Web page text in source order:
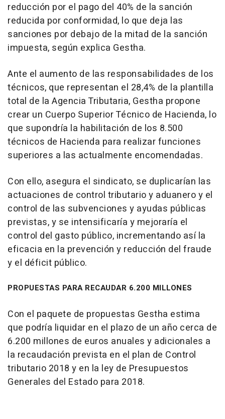
reducción por el pago del 40% de la sanción
reducida por conformidad, lo que deja las
sanciones por debajo de la mitad de la sanción
impuesta, según explica Gestha.
Ante el aumento de las responsabilidades de los
técnicos, que representan el 28,4% de la plantilla
total de la Agencia Tributaria, Gestha propone
crear un Cuerpo Superior Técnico de Hacienda, lo
que supondría la habilitación de los 8.500
técnicos de Hacienda para realizar funciones
superiores a las actualmente encomendadas.
Con ello, asegura el sindicato, se duplicarían las
actuaciones de control tributario y aduanero y el
control de las subvenciones y ayudas públicas
previstas, y se intensificaría y mejoraría el
control del gasto público, incrementando así la
eficacia en la prevención y reducción del fraude
y el déficit público.
PROPUESTAS PARA RECAUDAR 6.200 MILLONES
Con el paquete de propuestas Gestha estima
que podría liquidar en el plazo de un año cerca de
6.200 millones de euros anuales y adicionales a
la recaudación prevista en el plan de Control
tributario 2018 y en la ley de Presupuestos
Generales del Estado para 2018.